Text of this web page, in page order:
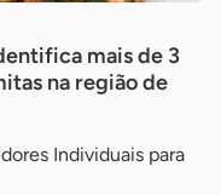
mais de 3
na região de
Individuais para